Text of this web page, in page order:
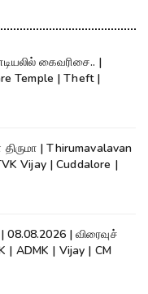
கைவரிசை.. |
Temple | Theft |
| Thirumavalavan
Vijay | Cuddalore |
08.08.2026 | விரைவுச்
| ADMK | Vijay | CM